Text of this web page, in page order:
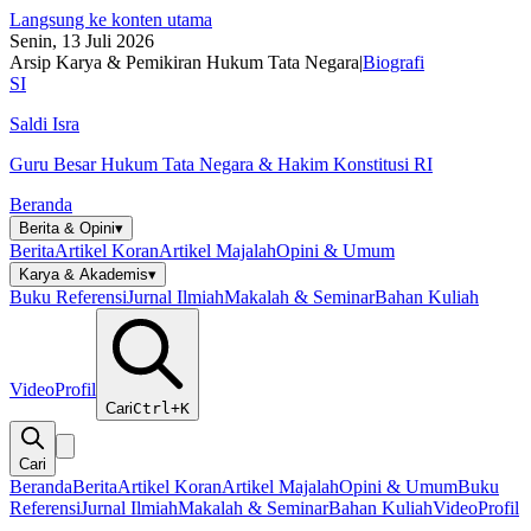
Langsung ke konten utama
Senin, 13 Juli 2026
Arsip Karya & Pemikiran Hukum Tata Negara|Biografi
SI
Saldi Isra
Guru Besar Hukum Tata Negara & Hakim Konstitusi RI
Beranda
Berita & Opini▾
BeritaArtikel KoranArtikel MajalahOpini & Umum
Karya & Akademis▾
Buku ReferensiJurnal IlmiahMakalah & SeminarBahan Kuliah
VideoProfil
CariCtrl+K
Cari
BerandaBeritaArtikel KoranArtikel MajalahOpini & UmumBuku
ReferensiJurnal IlmiahMakalah & SeminarBahan KuliahVideoProfil